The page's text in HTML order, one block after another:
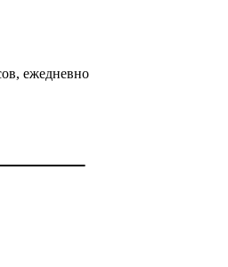
ежедневно